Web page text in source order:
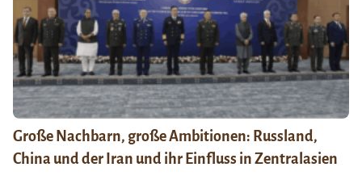
Große Nachbarn, große Ambitionen: Russland,
China und der Iran und ihr Einfluss in Zentralasien